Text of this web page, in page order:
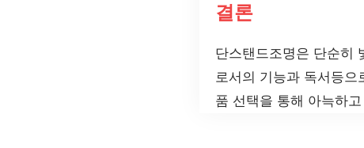
결론
단스탠드조명은 단순히
로서의 기능과 독서등으
품 선택을 통해 아늑하